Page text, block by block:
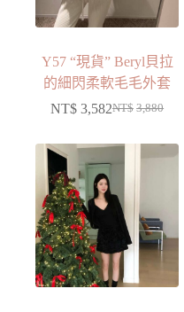
Y57 “現貨” Beryl貝拉
的細閃柔軟毛毛外套
NT$ 3,880
NT$ 3,582